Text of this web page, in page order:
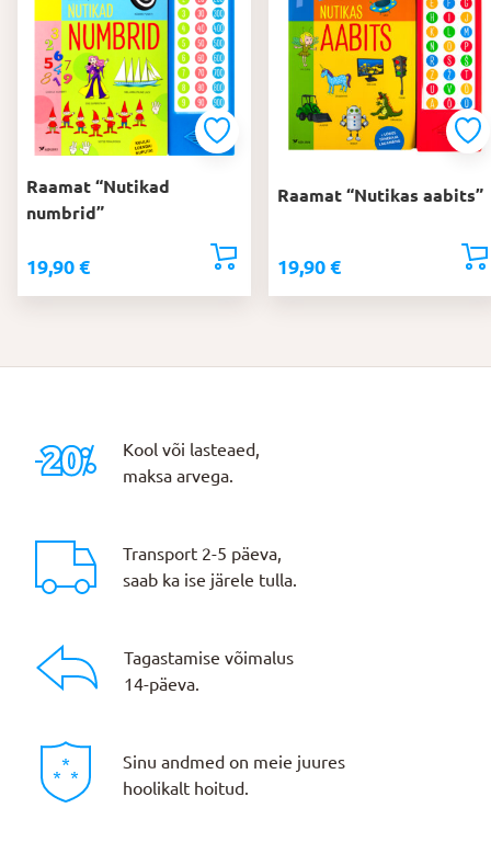
Raamat “Nutikad
numbrid”
19,90 €
Raamat “Nutikas aabits”
19,90 €
Kool või lasteaed,
maksa arvega.
Transport 2-5 päeva,
saab ka ise järele tulla.
Tagastamise võimalus
14-päeva.
Sinu andmed on meie juures
hoolikalt hoitud.